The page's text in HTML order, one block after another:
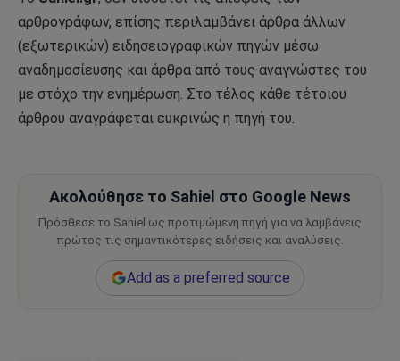
αρθρογράφων, επίσης περιλαμβάνει άρθρα άλλων
(εξωτερικών) ειδησειογραφικών πηγών μέσω
αναδημοσίευσης και άρθρα από τους αναγνώστες του
με στόχο την ενημέρωση. Στο τέλος κάθε τέτοιου
άρθρου αναγράφεται ευκρινώς η πηγή του.
Ακολούθησε το Sahiel στο Google News
Πρόσθεσε το Sahiel ως προτιμώμενη πηγή για να λαμβάνεις
πρώτος τις σημαντικότερες ειδήσεις και αναλύσεις.
Add as a preferred source